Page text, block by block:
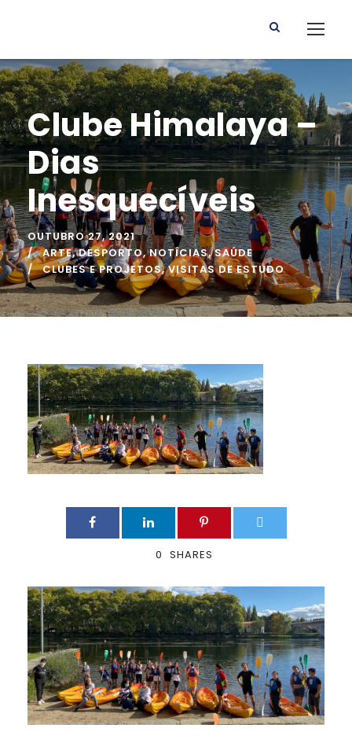
Clube Himalaya –
Dias
Inesquecíveis
OUTUBRO 27, 2021
ARTE, DESPORTO, NOTÍCIAS, SAÚDE
CLUBES E PROJETOS, VISITAS DE ESTUDO
0 SHARES